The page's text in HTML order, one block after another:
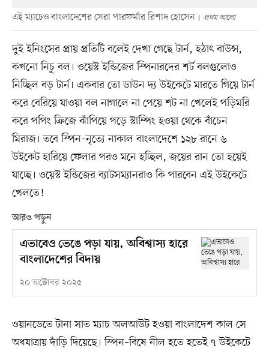
এই ম্যাচেও বাংলাদেশের সেরা পারফর্মার রিশাদ হোসেন প্রথম আলো
দুই ইনিংসের প্রায় প্রতিটি বলেই দেখা গেছে টার্ন, হঠাৎ বাউন্স,
কখনো নিচু বল। ওয়েস্ট ইন্ডিজের স্পিনারদের শর্ট বলগুলোও
নিচ্ছিল বড় টার্ন। একবার তো ডাউন দ্য উইকেটে মারতে গিয়ে টার্ন
করে বেরিয়ে যাওয়া বল নাগালে না পেয়ে শট না খেলেই পড়িমরি
করে পপিং ক্রিজে ঝাঁপিয়ে পড়ে স্টাম্পিং হওয়া থেকে বাঁচেন
মিরাজ। তবে স্পিন–নৃত্যে নাকাল বাংলাদেশে ১২৮ রানে ৬
উইকেট হারিয়ে ফেলার পরও মনে হচ্ছিল, জয়ের রান তো হয়েই
যাচ্ছে। ওয়েস্ট ইন্ডিজের ব্যাটসম্যানরাও কি পারবেন এই উইকেটে
খেলতে!
আরও পড়ুন
এভাবেও ভেঙে পড়া যায়, অবিশ্বাস্য হারে
বাংলাদেশের বিদায়
২০ অক্টোবর ২০২৫
ওয়ানডেতে টানা সাত ম্যাচ অলআউট হওয়া বাংলাদেশ কাল সে
অধযাত্রায় দাঁড়ি দিয়েছে। স্পিন–বিষে নীল হতে হতেই ৭ উইকেটে